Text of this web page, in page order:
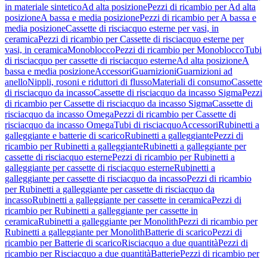
in materiale sinteticoAd alta posizionePezzi di ricambio per Ad alta
posizioneA bassa e media posizionePezzi di ricambio per A bassa e
media posizioneCassette di risciacquo esterne per vasi, in
ceramicaPezzi di ricambio per Cassette di risciacquo esterne per
vasi, in ceramicaMonobloccoPezzi di ricambio per MonobloccoTubi
di risciacquo per cassette di risciacquo esterneAd alta posizioneA
bassa e media posizioneAccessoriGuarnizioniGuarnizioni ad
anelloNippli, rosoni e riduttori di flussoMateriali di consumoCassette
di risciacquo da incassoCassette di risciacquo da incasso SigmaPezzi
di ricambio per Cassette di risciacquo da incasso SigmaCassette di
risciacquo da incasso OmegaPezzi di ricambio per Cassette di
risciacquo da incasso OmegaTubi di risciacquoAccessoriRubinetti a
galleggiante e batterie di scaricoRubinetti a galleggiantePezzi di
ricambio per Rubinetti a galleggianteRubinetti a galleggiante per
cassette di risciacquo esternePezzi di ricambio per Rubinetti a
galleggiante per cassette di risciacquo esterneRubinetti a
galleggiante per cassette di risciacquo da incassoPezzi di ricambio
per Rubinetti a galleggiante per cassette di risciacquo da
incassoRubinetti a galleggiante per cassette in ceramicaPezzi di
ricambio per Rubinetti a galleggiante per cassette in
ceramicaRubinetti a galleggiante per MonolithPezzi di ricambio per
Rubinetti a galleggiante per MonolithBatterie di scaricoPezzi di
ricambio per Batterie di scaricoRisciacquo a due quantitàPezzi di
ricambio per Risciacquo a due quantitàBatteriePezzi di ricambio per